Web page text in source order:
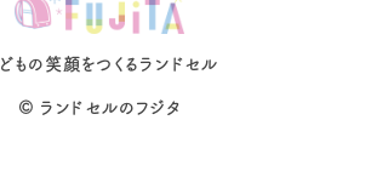
もの笑顔をつくるランドセル
© ランドセルのフジタ